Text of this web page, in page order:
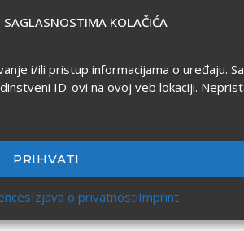
SAGLASNOSTIMA KOLAČIĆA
i/ili pristup informacijama o uređaju.
ID-ovi na ovoj veb lokaciji.
PRIHVATI
Izjava o privatnostiImprint